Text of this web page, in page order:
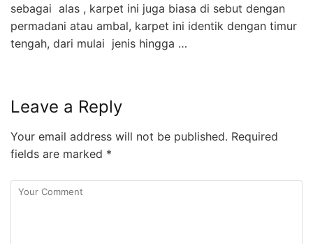
sebagai alas , karpet ini juga biasa di sebut dengan
permadani atau ambal, karpet ini identik dengan timur
tengah, dari mulai jenis hingga …
Leave a Reply
Your email address will not be published. Required
fields are marked *